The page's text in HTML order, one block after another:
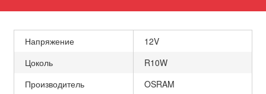
Напряжение
12V
Цоколь
R10W
Производитель
OSRAM